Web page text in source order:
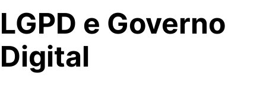
LGPD e Governo
Digital